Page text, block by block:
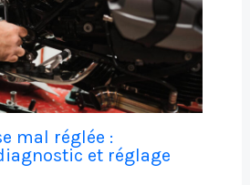
mal réglée :
et réglage